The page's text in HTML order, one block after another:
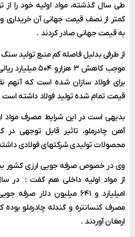
طی سال گذشته، مواد اولیه خود را از
کمتر از نصف قیمت جهانی آن خریداری
به قیمت جهانی صادر کردند .
از طرفی بدلیل فاصله کم منبع تولید
موجب کاهش ۳
برای فولاد سازان شده است که
قیمت تمام شده تولید فولاد داشته است
بدیهی است در این شرایط مصرف مواد
آهن چادرملو، تاثیر قابل توجهی
محصولات تولیدی شرکتهای فولادی
وی در خصوص صرفه جویی ارزی کشور
۱میلیارد و ۶۴۱ میلیون دلار
مصرف کنسانتره و گندله چادرملو بوده
ارمغان آوردند .